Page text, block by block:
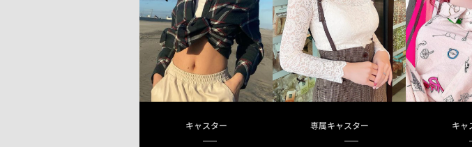
キャスター 専属キャスター キャ